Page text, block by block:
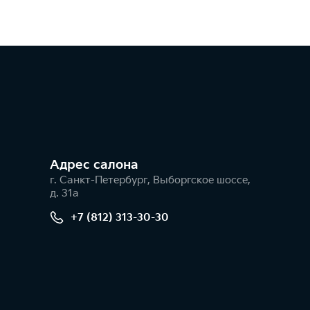
Адрес салонa
г. Санкт-Петербург, Выборгское шоссе,
д. 31а
+7 (812) 313-30-30